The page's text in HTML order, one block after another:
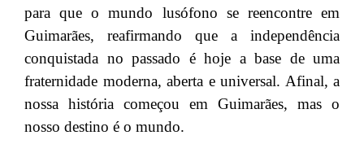
para que o mundo lusófono se reencontre em
Guimarães, reafirmando que a independência
conquistada no passado é hoje a base de uma
fraternidade moderna, aberta e universal. Afinal, a
nossa história começou em Guimarães, mas o
nosso destino é o mundo.